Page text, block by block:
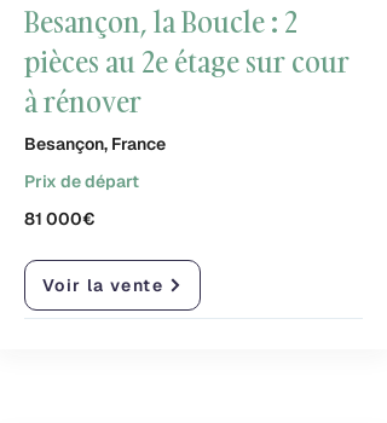
Besançon, la Boucle : 2
pièces au 2e étage sur cour
à rénover
Besançon, France
Prix de départ
81 000€
Voir la vente